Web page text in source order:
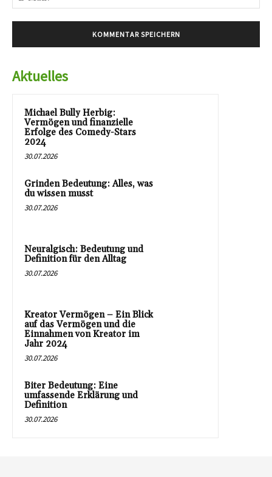
Aktuelles
Michael Bully Herbig:
Vermögen und finanzielle
Erfolge des Comedy-Stars
2024
30.07.2026
Grinden Bedeutung: Alles, was
du wissen musst
30.07.2026
Neuralgisch: Bedeutung und
Definition für den Alltag
30.07.2026
Kreator Vermögen – Ein Blick
auf das Vermögen und die
Einnahmen von Kreator im
Jahr 2024
30.07.2026
Biter Bedeutung: Eine
umfassende Erklärung und
Definition
30.07.2026